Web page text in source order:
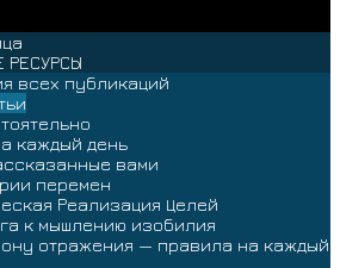
РЕСУРСЫ
всех публикаций
каждый день
вами
перемен
Реализация Целей
к мышлению изобилия
отражения — правила на каждый